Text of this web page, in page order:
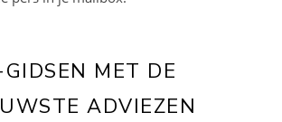
GIDSEN MET DE
ADVIEZEN